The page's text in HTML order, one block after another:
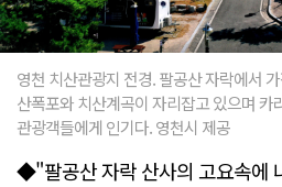
영천 치산관광지 전경. 팔공산 자락에서
산폭포와 치산계곡이 자리잡고 있으며 카
관광객들에게 인기다. 영천시 제공
◆"팔공산 자락 산사의 고요속에